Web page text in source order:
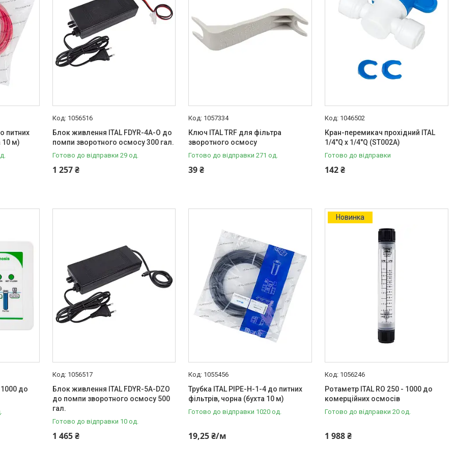
питних
10 м)
1056516
Блок живлення ITAL FDYR-4A-O до
помпи зворотного осмосу 300 гал.
Готово до відправки 29 од.
1 257 ₴
1057334
Ключ ITAL TRF для фільтра
зворотного осмосу
Готово до відправки 271 од.
39 ₴
1046502
Кран-перемикач прохідний ITAL
1/4"Q x 1/4"Q (ST002A)
Готово до відправки
142 ₴
1000 до
1056517
Блок живлення ITAL FDYR-5A-DZO
до помпи зворотного осмосу 500
гал.
Готово до відправки 10 од.
1 465 ₴
1055456
Трубка ITAL PIPE-H-1-4 до питних
фільтрів, чорна (бухта 10 м)
Готово до відправки 1020 од.
19,25 ₴/м
Новинка
1056246
Ротаметр ITAL RO 250 - 1000 до
комерційних осмосів
Готово до відправки 20 од.
1 988 ₴